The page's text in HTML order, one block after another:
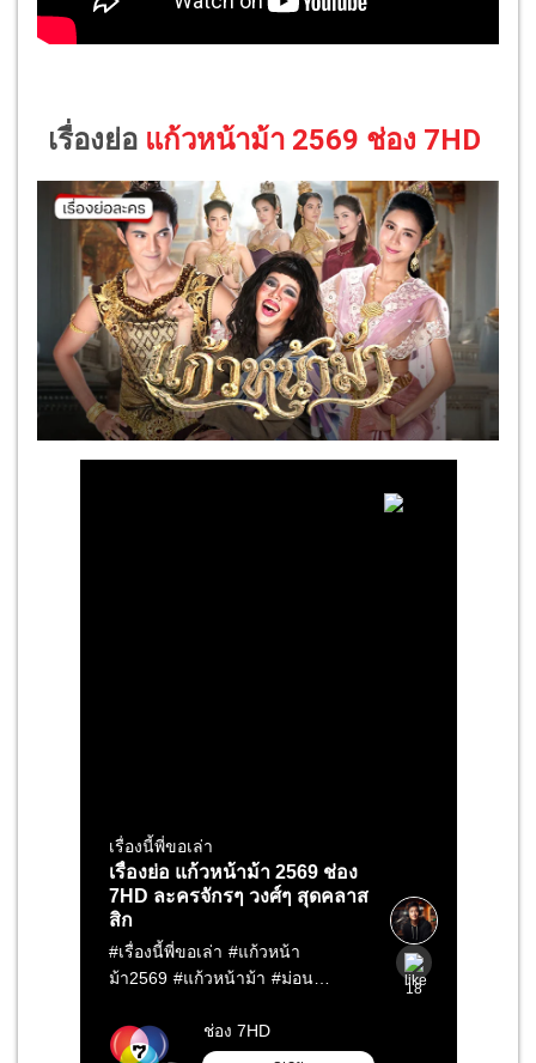
เรื่องย่อ แก้วหน้าม้า 2569 ช่อง 7HD